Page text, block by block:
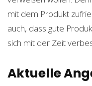
mit dem Produkt
auch, dass gute
sich mit der Zeit
Aktuelle